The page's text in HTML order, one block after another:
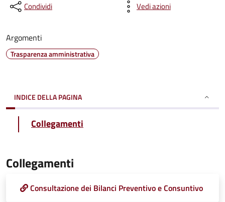
Condividi Vedi azioni
Argomenti
Trasparenza amministrativa
INDICE DELLA PAGINA
Collegamenti
Collegamenti
Consultazione dei Bilanci Preventivo e Consuntivo